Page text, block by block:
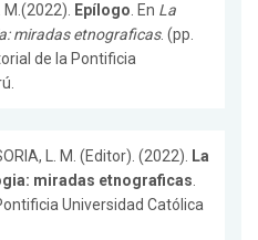
M.(2022). Epílogo. En La
miradas etnograficas. (pp.
de la Pontificia
L. M. (Editor). (2022). La
miradas etnograficas.
Universidad Católica